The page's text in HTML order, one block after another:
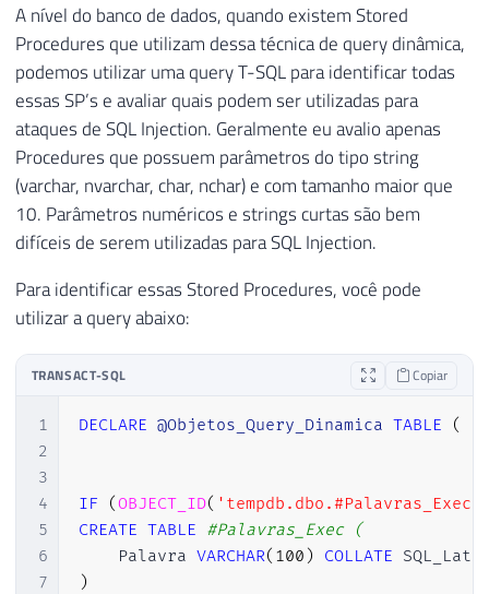
A nível do banco de dados, quando existem Stored
Procedures que utilizam dessa técnica de query dinâmica,
podemos utilizar uma query T-SQL para identificar todas
essas SP’s e avaliar quais podem ser utilizadas para
ataques de SQL Injection. Geralmente eu avalio apenas
Procedures que possuem parâmetros do tipo string
(varchar, nvarchar, char, nchar) e com tamanho maior que
10. Parâmetros numéricos e strings curtas são bem
difíceis de serem utilizadas para SQL Injection.
Para identificar essas Stored Procedures, você pode
utilizar a query abaixo:
TRANSACT-SQL Copiar
1
2
3
4
5
6
7
DECLARE @Objetos_Query_Dinamica TABLE (
IF (OBJECT_ID( 'tempdb.dbo.#Palavras_Exec'
CREATE TABLE #Palavras_Exec (
    Palavra
VARCHAR( 100 )
COLLATE
)